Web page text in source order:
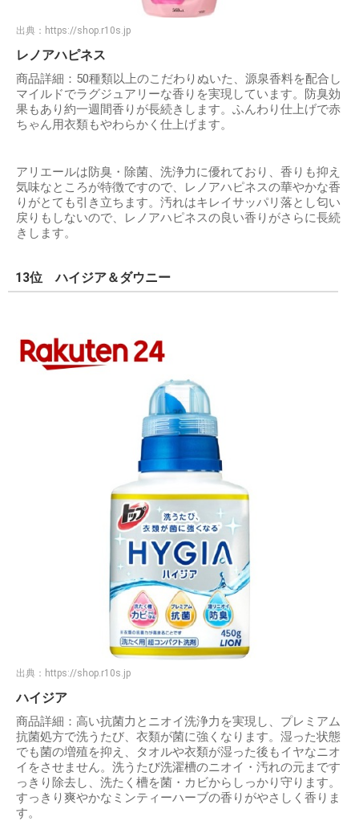
出典： https://shop.r10s.jp
レノアハピネス
商品詳細：50種類以上のこだわりぬいた、源泉香料を配合し
マイルドでラグジュアリーな香りを実現しています。防臭効
果もあり約一週間香りが長続きします。ふんわり仕上げで赤
ちゃん用衣類もやわらかく仕上げます。
アリエールは防臭・除菌、洗浄力に優れており、香りも抑え
気味なところが特徴ですので、レノアハピネスの華やかな香
りがとても引き立ちます。汚れはキレイサッパリ落とし匂い
戻りもしないので、レノアハピネスの良い香りがさらに長続
きします。
13位 ハイジア＆ダウニー
出典： https://shop.r10s.jp
ハイジア
商品詳細：高い抗菌力とニオイ洗浄力を実現し、プレミアム
抗菌処方で洗うたび、衣類が菌に強くなります。湿った状態
でも菌の増殖を抑え、タオルや衣類が湿った後もイヤなニオ
イをさせません。洗うたび洗濯槽のニオイ・汚れの元まです
っきり除去し、洗たく槽を菌・カビからしっかり守ります。
すっきり爽やかなミンティーハーブの香りがやさしく香りま
す。